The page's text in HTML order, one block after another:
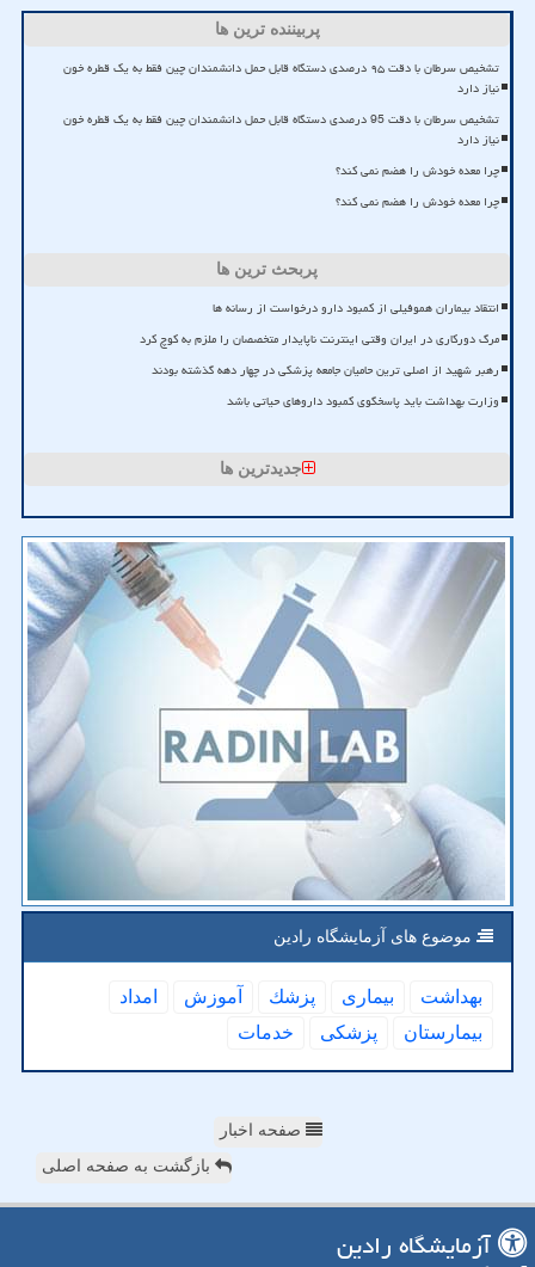
پربیننده ترین ها
تشخیص سرطان با دقت ۹۵ درصدی دستگاه قابل حمل دانشمندان چین فقط به یک قطره خون
نیاز دارد
تشخیص سرطان با دقت 95 درصدی دستگاه قابل حمل دانشمندان چین فقط به یک قطره خون
نیاز دارد
چرا معده خودش را هضم نمی کند؟
چرا معده خودش را هضم نمی کند؟
پربحث ترین ها
انتقاد بیماران هموفیلی از کمبود دارو درخواست از رسانه ها
مرگ دورکاری در ایران وقتی اینترنت ناپایدار متخصصان را ملزم به کوچ کرد
رهبر شهید از اصلی ترین حامیان جامعه پزشکی در چهار دهه گذشته بودند
وزارت بهداشت باید پاسخگوی کمبود داروهای حیاتی باشد
جدیدترین ها
موضوع های آزمایشگاه رادین
بهداشت بیماری پزشك آموزش
امداد
بیمارستان
پزشكی خدمات
صفحه اخبار
بازگشت به صفحه اصلی
آزمایشگاه رادین